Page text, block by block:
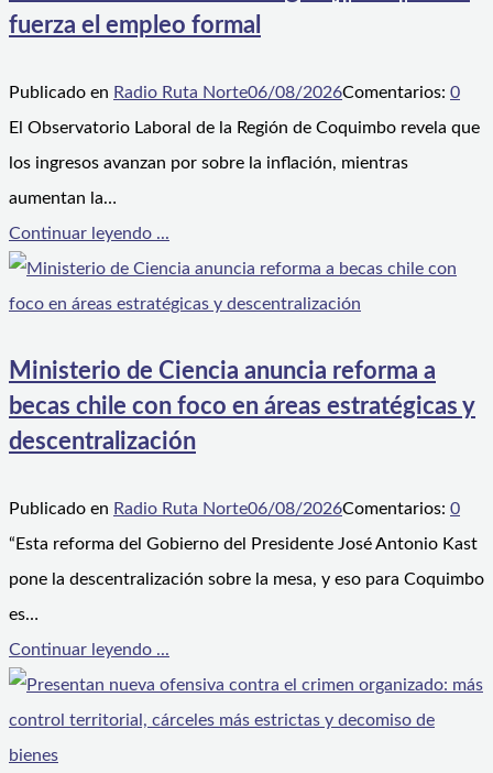
fuerza el empleo formal
Publicado en Radio Ruta Norte06/08/2026Comentarios: 0
El Observatorio Laboral de la Región de Coquimbo revela que
los ingresos avanzan por sobre la inflación, mientras
aumentan la…
Continuar leyendo ...
Ministerio de Ciencia anuncia reforma a
becas chile con foco en áreas estratégicas y
descentralización
Publicado en Radio Ruta Norte06/08/2026Comentarios: 0
“Esta reforma del Gobierno del Presidente José Antonio Kast
pone la descentralización sobre la mesa, y eso para Coquimbo
es…
Continuar leyendo ...